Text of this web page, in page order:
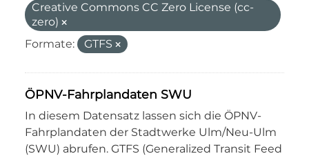
Creative Commons CC Zero License (cc-
zero)
Formate:
GTFS
ÖPNV-Fahrplandaten SWU
In diesem Datensatz lassen sich die ÖPNV-
Fahrplandaten der Stadtwerke Ulm/Neu-Ulm
(SWU) abrufen. GTFS (Generalized Transit Feed